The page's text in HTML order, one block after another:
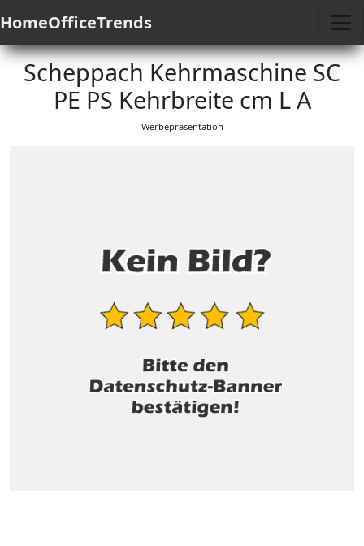
HomeOfficeTrends
Scheppach Kehrmaschine SC
PE PS Kehrbreite cm L A
Werbepräsentation